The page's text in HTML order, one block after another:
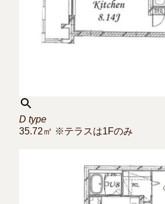
D type
35.72㎡ ※テラスは1Fのみ